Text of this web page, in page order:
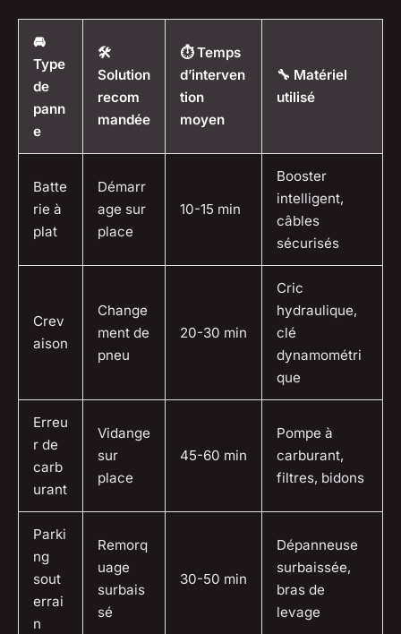
🚘
Type
de
pann
e
🛠️
Solution
recom
mandée
⏱️ Temps
d’interven
tion
moyen
🔧 Matériel
utilisé
Batte
rie à
plat
Démarr
age sur
place
10-15 min
Booster
intelligent,
câbles
sécurisés
Crev
aison
Change
ment de
pneu
20-30 min
Cric
hydraulique,
clé
dynamométri
que
Erreu
r de
carb
urant
Vidange
sur
place
45-60 min
Pompe à
carburant,
filtres, bidons
Parki
ng
sout
errai
n
Remorq
uage
surbais
sé
30-50 min
Dépanneuse
surbaissée,
bras de
levage